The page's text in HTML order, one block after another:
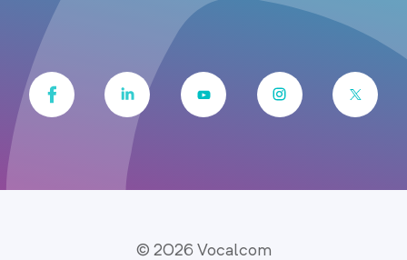
© 2026 Vocalcom